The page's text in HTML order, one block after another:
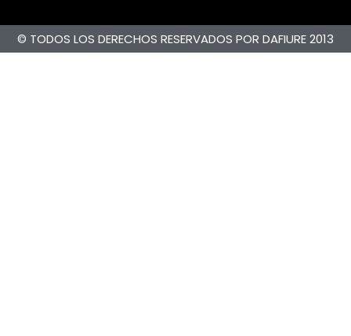
© TODOS LOS DERECHOS RESERVADOS POR DAFIURE 2013